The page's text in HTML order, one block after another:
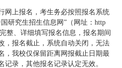
网上报名，考生务必按照报名系统
研究生招生信息网”（网址：http
整、详细填写报名信息，报名期间
，报名截止，系统自动关闭，无法
，我校仅保留距离网报截止日期最
录，其他报名记录认定无效。